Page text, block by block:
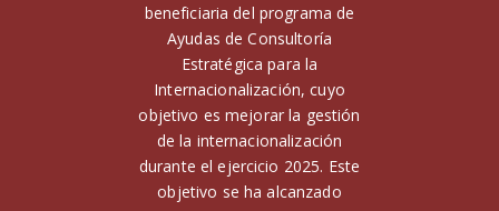
beneficiaria del programa de
Ayudas de Consultoría
Estratégica para la
Internacionalización, cuyo
objetivo es mejorar la gestión
de la internacionalización
durante el ejercicio 2025. Este
objetivo se ha alcanzado